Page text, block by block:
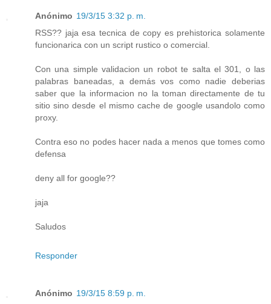
Anónimo 19/3/15 3:32 p. m.
RSS?? jaja esa tecnica de copy es prehistorica solamente
funcionarica con un script rustico o comercial.
Con una simple validacion un robot te salta el 301, o las
palabras baneadas, a demás vos como nadie deberias
saber que la informacion no la toman directamente de tu
sitio sino desde el mismo cache de google usandolo como
proxy.
Contra eso no podes hacer nada a menos que tomes como
defensa
deny all for google??
jaja
Saludos
Responder
Anónimo 19/3/15 8:59 p. m.